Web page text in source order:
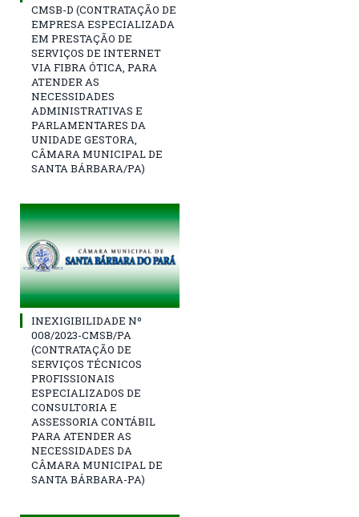
CMSB-D (CONTRATAÇÃO DE
EMPRESA ESPECIALIZADA
EM PRESTAÇÃO DE
SERVIÇOS DE INTERNET
VIA FIBRA ÓTICA, PARA
ATENDER AS
NECESSIDADES
ADMINISTRATIVAS E
PARLAMENTARES DA
UNIDADE GESTORA,
CÂMARA MUNICIPAL DE
SANTA BÁRBARA/PA)
INEXIGIBILIDADE Nº
008/2023-CMSB/PA
(CONTRATAÇÃO DE
SERVIÇOS TÉCNICOS
PROFISSIONAIS
ESPECIALIZADOS DE
CONSULTORIA E
ASSESSORIA CONTÁBIL
PARA ATENDER AS
NECESSIDADES DA
CÂMARA MUNICIPAL DE
SANTA BÁRBARA-PA)